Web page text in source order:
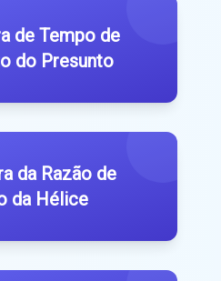
de Tempo de
do Presunto
da Razão de
da Hélice